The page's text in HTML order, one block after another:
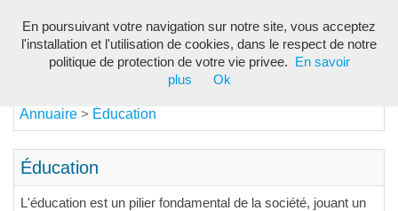
Annuaire > Éducation
Éducation
L'éducation est un pilier fondamental de la société, jouant un
En poursuivant votre navigation sur notre site, vous acceptez
l'installation et l'utilisation de cookies, dans le respect de notre
politique de protection de votre vie privee.
En savoir
plus
Ok